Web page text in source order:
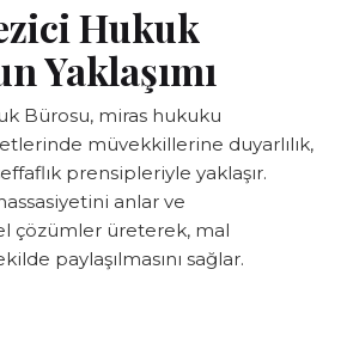
Hukuk
Yaklaşımı
Bürosu, miras hukuku
müvekkillerine duyarlılık,
prensipleriyle yaklaşır.
anlar ve
çözümler üreterek, mal
paylaşılmasını sağlar.